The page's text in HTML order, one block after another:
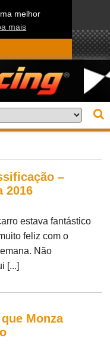
melhor
mais
–
2016
estava fantástico
feliz com o
Não
[...]
Monza